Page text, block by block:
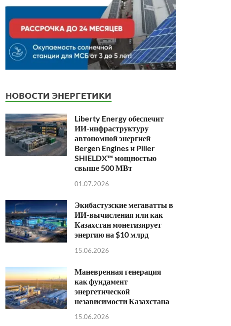
НОВОСТИ ЭНЕРГЕТИКИ
Liberty Energy обеспечит
ИИ-инфраструктуру
автономной энергией
Bergen Engines и Piller
SHIELDX™ мощностью
свыше 500 МВт
01.07.2026
Экибастузские мегаватты в
ИИ-вычисления или как
Казахстан монетизирует
энергию на $10 млрд
15.06.2026
Маневренная генерация
как фундамент
энергетической
независимости Казахстана
15.06.2026